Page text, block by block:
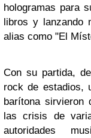
hologramas para
libros y lanzando
alias como "El
Con su partida,
rock de estadios,
barítona sirvieron
las crisis de
autoridades